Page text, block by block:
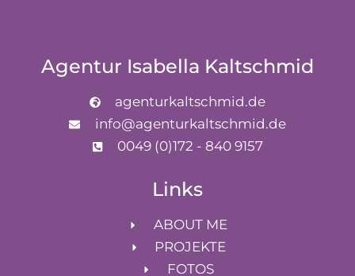
Agentur Isabella Kaltschmid
agenturkaltschmid.de
info@agenturkaltschmid.de
0049 (0)172 - 840 9157
Links
ABOUT ME
PROJEKTE
FOTOS